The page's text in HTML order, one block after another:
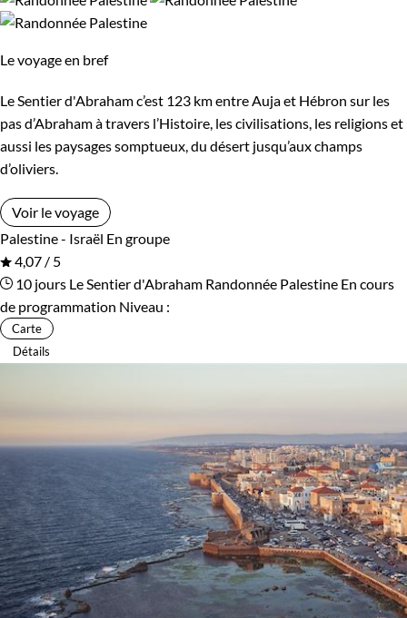
Le voyage en bref
Le Sentier d'Abraham c’est 123 km entre Auja et Hébron sur les
pas d’Abraham à travers l’Histoire, les civilisations, les religions et
aussi les paysages somptueux, du désert jusqu’aux champs
d’oliviers.
Voir le voyage
Palestine - Israël En groupe
4,07 / 5
10 jours Le Sentier d'Abraham Randonnée Palestine En cours
de programmation Niveau :
Carte
Détails